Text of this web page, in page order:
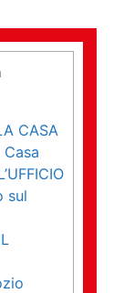
CASA
sul